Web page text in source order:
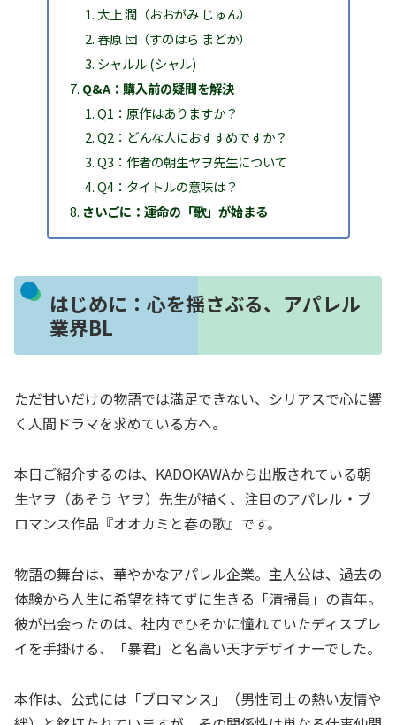
大上 潤（おおがみ じゅん）
春原 団（すのはら まどか）
シャルル (シャル)
Q&A：購入前の疑問を解決
Q1：原作はありますか？
Q2：どんな人におすすめですか？
Q3：作者の朝生ヤヲ先生について
Q4：タイトルの意味は？
さいごに：運命の「歌」が始まる
はじめに：心を揺さぶる、アパレル
業界BL
ただ甘いだけの物語では満足できない、シリアスで心に響
く人間ドラマを求めている方へ。
本日ご紹介するのは、KADOKAWAから出版されている朝
生ヤヲ（あそう ヤヲ）先生が描く、注目のアパレル・ブ
ロマンス作品『オオカミと春の歌』です。
物語の舞台は、華やかなアパレル企業。主人公は、過去の
体験から人生に希望を持てずに生きる「清掃員」の青年。
彼が出会ったのは、社内でひそかに憧れていたディスプレ
イを手掛ける、「暴君」と名高い天才デザイナーでした。
本作は、公式には「ブロマンス」（男性同士の熱い友情や